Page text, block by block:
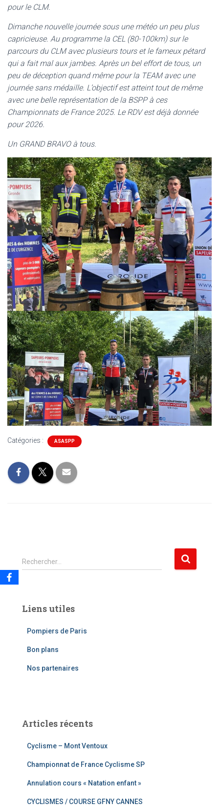
pour le CLM.
Dimanche nouvelle journée sous une météo un peu plus
capricieuse. Au programme la CEL (80-100km) sur le
parcours du CLM avec plusieurs tours et le fameux pétard
qui a fait mal aux jambes. Après un bel effort de tous, un
peu de déception quand même pour la TEAM avec une
journée sans médaille. L’objectif est atteint tout de même
avec une belle représentation de la BSPP à ces
Championnats de France 2025. Le RDV est déjà donnée
pour 2026.
Un GRAND BRAVO à tous.
Catégories : ASASPP
R
e
r
Rechercher…
Liens utiles
Pompiers de Paris
Bon plans
Nos partenaires
Articles récents
Cyclisme – Mont Ventoux
Championnat de France Cyclisme SP
Annulation cours « Natation enfant »
CYCLISMES / COURSE GFNY CANNES